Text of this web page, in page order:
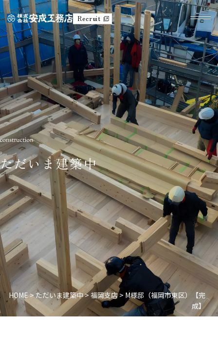
Recruit
ただいま建築中
HOME>ただいま建築中>福岡支店> M様邸（福岡市東区）【完
成】